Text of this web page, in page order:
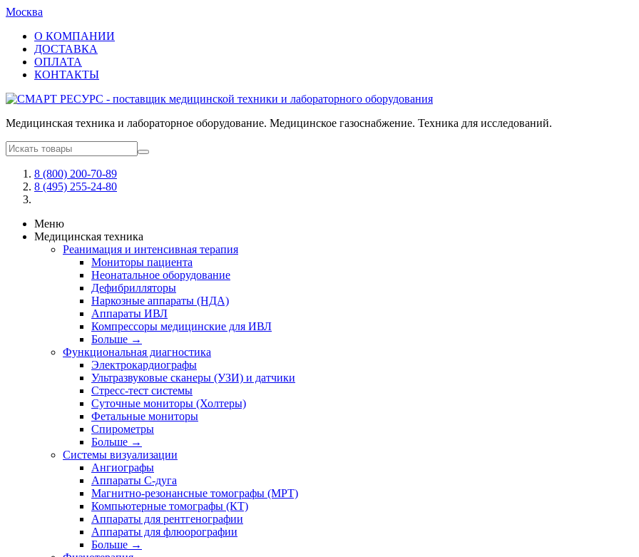
Москва
О КОМПАНИИ
ДОСТАВКА
ОПЛАТА
КОНТАКТЫ
Медицинская техника и лабораторное оборудование. Медицинское газоснабжение. Техника для исследований.
8 (800) 200-70-89
8 (495) 255-24-80
Меню
Медицинская техника
Реанимация и интенсивная терапия
Мониторы пациента
Неонатальное оборудование
Дефибрилляторы
Наркозные аппараты (НДА)
Аппараты ИВЛ
Компрессоры медицинские для ИВЛ
Больше →
Функциональная диагностика
Электрокардиографы
Ультразвуковые сканеры (УЗИ) и датчики
Стресс-тест системы
Суточные мониторы (Холтеры)
Фетальные мониторы
Спирометры
Больше →
Системы визуализации
Ангиографы
Аппараты C-дуга
Магнитно-резонансные томографы (МРТ)
Компьютерные томографы (КТ)
Аппараты для рентгенографии
Аппараты для флюорографии
Больше →